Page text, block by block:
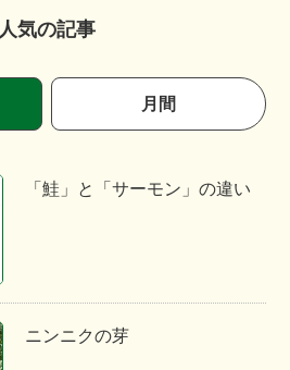
人気の記事
月間
「鮭」と「サーモン」の違い
ニンニクの芽